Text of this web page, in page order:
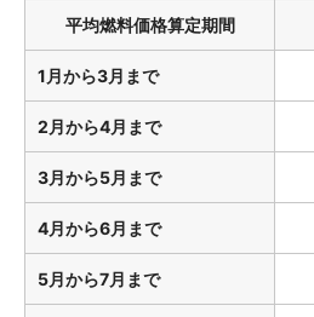
平均燃料価格算定期間
1月から3月まで
2月から4月まで
3月から5月まで
4月から6月まで
5月から7月まで